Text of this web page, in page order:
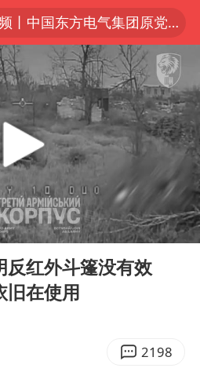
视频丨中国东方电气集团原党组副书记、董事宋致远被查
台风白海豚闭眼浙江上海处于危险半圆
硬加吻戏短剧已下架
男童模仿奥特曼从高处跳下致骨折
宏福苑火灾或由烟头引起
中国父女泰国骑摩托车坠崖1死1伤
台州《告全体市民书》
打虎 宋致远被查
文：台湾从来没有“独立”过
创今年来最大单周涨幅
给阿嬷的情书》售后来了
00:45
反红外斗篷没有效
旧在使用
2198